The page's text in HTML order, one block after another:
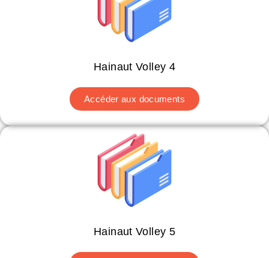
Hainaut Volley 4
Accéder aux documents
Hainaut Volley 5